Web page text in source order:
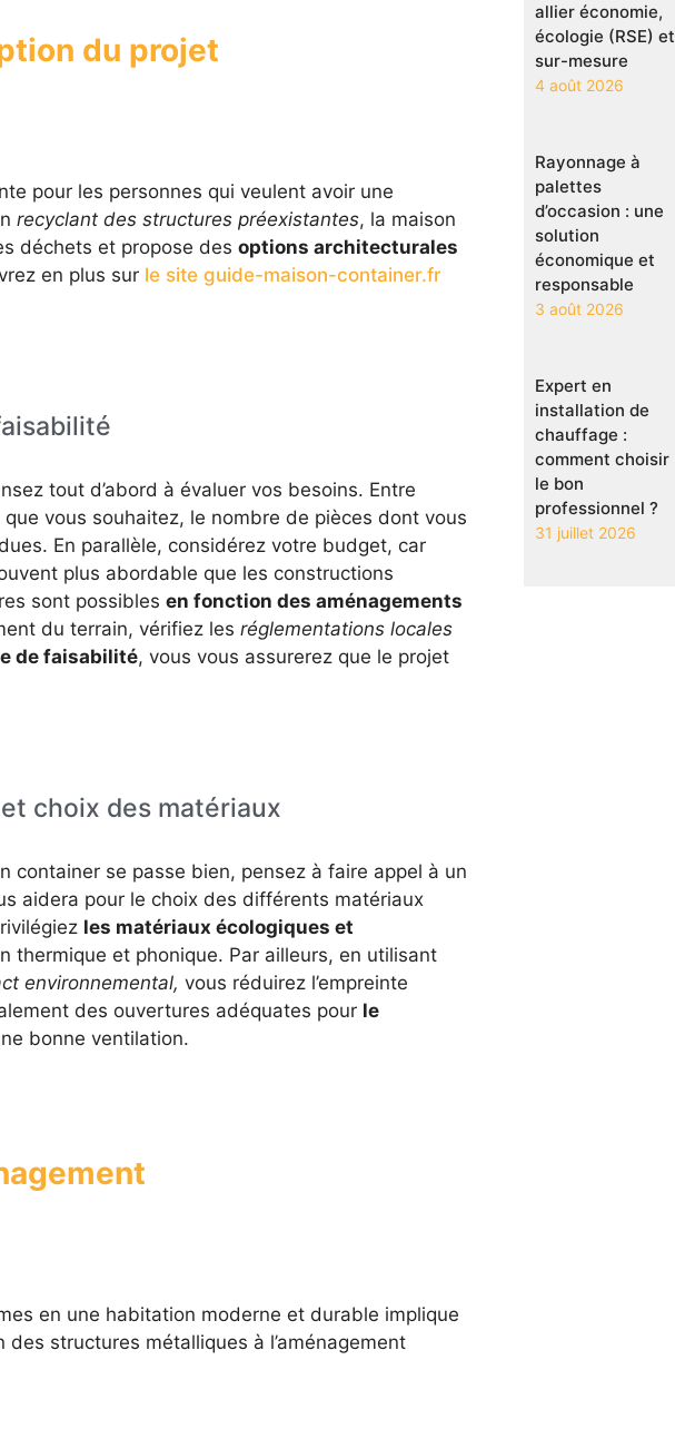
du projet
pour les personnes qui veulent avoir une
recyclant des structures préexistantes, la maison
déchets et propose des options architecturales
en plus sur le site guide-maison-container.fr
tout d’abord à évaluer vos besoins. Entre
que vous souhaitez, le nombre de pièces dont vous
En parallèle, considérez votre budget, car
plus abordable que les constructions
sont possibles en fonction des aménagements
du terrain, vérifiez les réglementations locales
de faisabilité, vous vous assurerez que le projet
choix des matériaux
container se passe bien, pensez à faire appel à un
aidera pour le choix des différents matériaux
les matériaux écologiques et
thermique et phonique. Par ailleurs, en utilisant
environnemental, vous réduirez l’empreinte
des ouvertures adéquates pour le
bonne ventilation.
en une habitation moderne et durable implique
structures métalliques à l’aménagement
allier économie,
écologie (RSE) et
sur-mesure
4 août 2026
Rayonnage à
palettes
d’occasion : une
solution
économique et
responsable
3 août 2026
Expert en
installation de
chauffage :
comment choisir
le bon
professionnel ?
31 juillet 2026